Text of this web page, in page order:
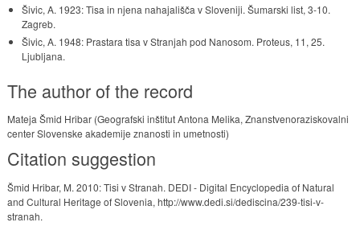
Šivic, A. 1923: Tisa in njena nahajališča v Sloveniji. Šumarski list, 3-10.
Zagreb.
Šivic, A. 1948: Prastara tisa v Stranjah pod Nanosom. Proteus, 11, 25.
Ljubljana.
The author of the record
Mateja Šmid Hribar (Geografski inštitut Antona Melika, Znanstvenoraziskovalni
center Slovenske akademije znanosti in umetnosti)
Citation suggestion
Šmid Hribar, M. 2010: Tisi v Stranah. DEDI - Digital Encyclopedia of Natural
and Cultural Heritage of Slovenia, http://www.dedi.si/dediscina/239-tisi-v-
stranah.